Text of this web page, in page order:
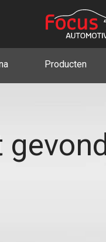
Producten